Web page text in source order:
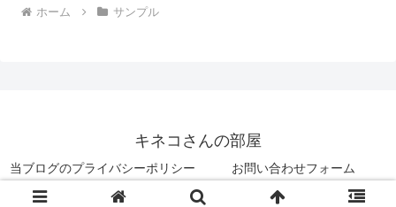
ホーム サンプル
キネコさんの部屋
当ブログのプライバシーポリシー お問い合わせフォーム
© 2021 キネコさんの部屋.